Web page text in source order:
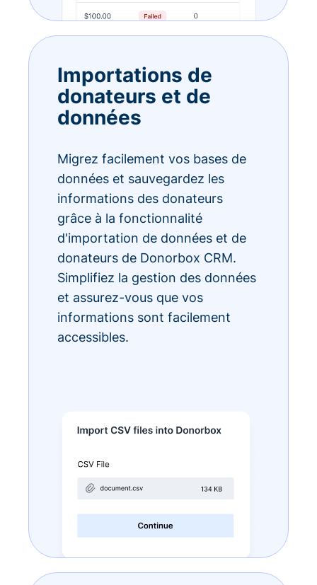
Importations de
donateurs et de
données
Migrez facilement vos bases de
données et sauvegardez les
informations des donateurs
grâce à la fonctionnalité
d'importation de données et de
donateurs de Donorbox CRM.
Simplifiez la gestion des données
et assurez-vous que vos
informations sont facilement
accessibles.